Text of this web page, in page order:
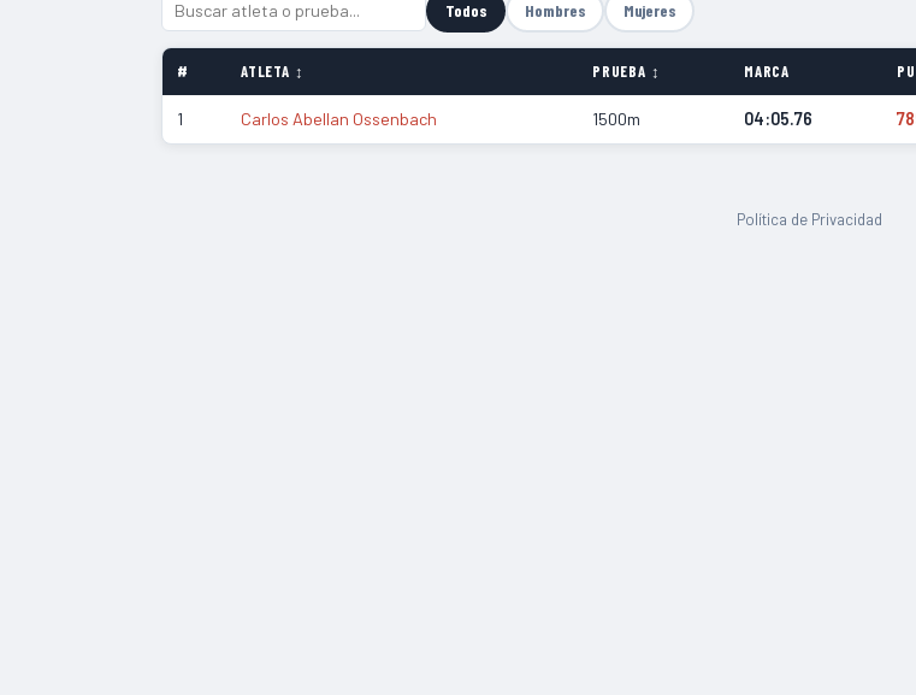
Todos Hombres Mujeres
# ATLETA ↕ PRUEBA ↕ MARCA
1 Carlos Abellan Ossenbach 1500m 04:05.76
Política de Privacidad